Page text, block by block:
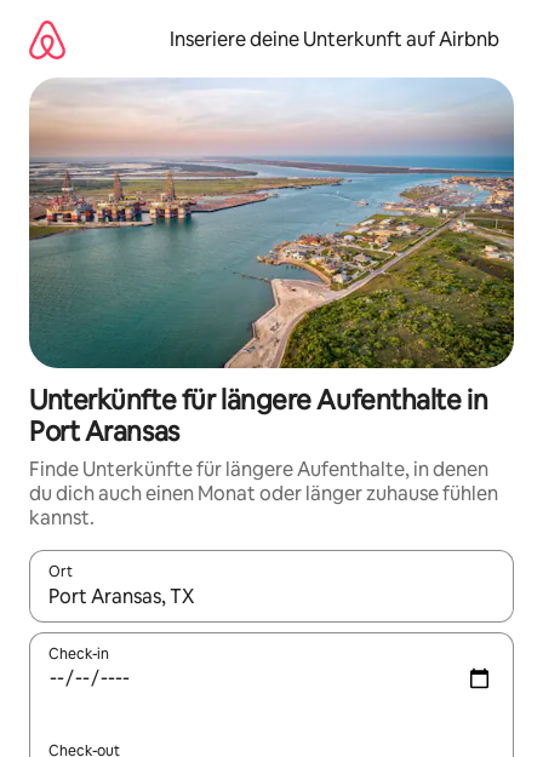
Inhalten
springen
Inseriere deine Unterkunft auf Airbnb
Unterkünfte für längere Aufenthalte in
Port Aransas
Finde Unterkünfte für längere Aufenthalte, in denen
du dich auch einen Monat oder länger zuhause fühlen
kannst.
Ort
Wenn Ergebnisse verfügbar sind, navigiere mit den
Check-in
Check-out